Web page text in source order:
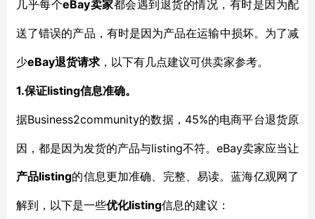
几乎每个eBay卖家都会遇到 退货的情况，有时是因为配
送了错误的产品，有时是因为产品在运输中损坏。为了减
少eBay退货请求 ，以下有几点建议可供卖家参考。
1.保证listing信息准确。
据Business2community的数据，45%的电商平台退货原
因，都是因为发货的产品与listing不符。eBay卖家应当让
产品listing的信息更加准确、完整、易读。蓝海亿观网了
解到，以下是一些优化listing信息的建议：